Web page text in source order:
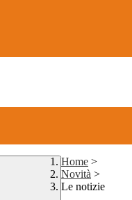
Home >
Novità >
Le notizie